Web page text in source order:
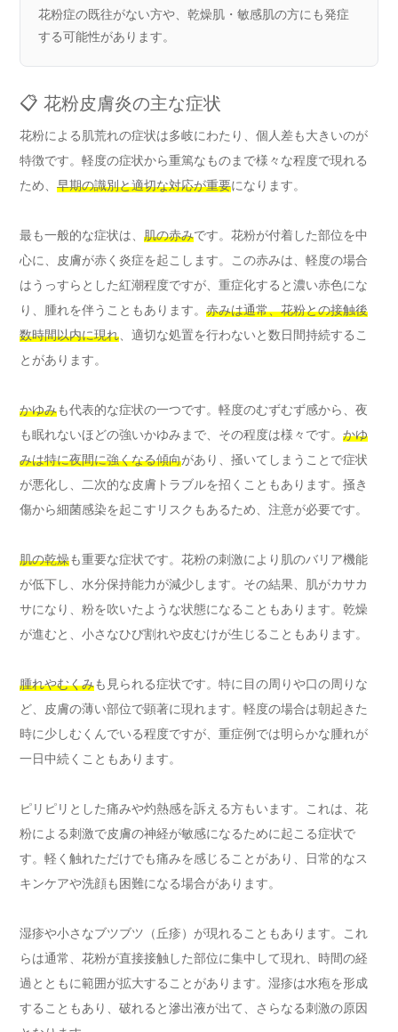
花粉症の既往がない方や、乾燥肌・敏感肌の方にも発症
する可能性があります。
📋 花粉皮膚炎の主な症状
花粉による肌荒れの症状は多岐にわたり、個人差も大きいのが
特徴です。軽度の症状から重篤なものまで様々な程度で現れる
ため、 早期の識別と適切な対応が重要になります。
最も一般的な症状は、 肌の赤みです。花粉が付着した部位を中
心に、皮膚が赤く炎症を起こします。この赤みは、軽度の場合
はうっすらとした紅潮程度ですが、重症化すると濃い赤色にな
り、腫れを伴うこともあります。 赤みは通常、花粉との接触後
数時間以内に現れ 、適切な処置を行わないと数日間持続するこ
とがあります。
かゆみも代表的な症状の一つです。軽度のむずむず感から、夜
も眠れないほどの強いかゆみまで、その程度は様々です。 かゆ
みは特に夜間に強くなる傾向があり、掻いてしまうことで症状
が悪化し、二次的な皮膚トラブルを招くこともあります。掻き
傷から細菌感染を起こすリスクもあるため、注意が必要です。
肌の乾燥も重要な症状です。花粉の刺激により肌のバリア機能
が低下し、水分保持能力が減少します。その結果、肌がカサカ
サになり、粉を吹いたような状態になることもあります。乾燥
が進むと、小さなひび割れや皮むけが生じることもあります。
腫れやむくみも見られる症状です。特に目の周りや口の周りな
ど、皮膚の薄い部位で顕著に現れます。軽度の場合は朝起きた
時に少しむくんでいる程度ですが、重症例では明らかな腫れが
一日中続くこともあります。
ピリピリとした痛みや灼熱感を訴える方もいます。これは、花
粉による刺激で皮膚の神経が敏感になるために起こる症状で
す。軽く触れただけでも痛みを感じることがあり、日常的なス
キンケアや洗顔も困難になる場合があります。
湿疹や小さなブツブツ（丘疹）が現れることもあります。これ
らは通常、花粉が直接接触した部位に集中して現れ、時間の経
過とともに範囲が拡大することがあります。湿疹は水疱を形成
することもあり、破れると滲出液が出て、さらなる刺激の原因